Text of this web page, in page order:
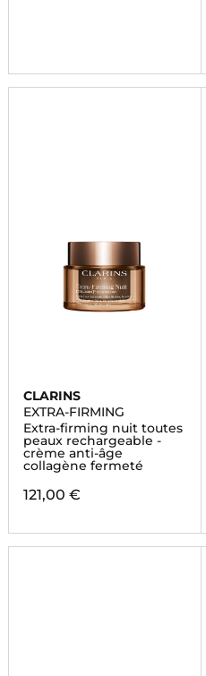
CLARINS
EXTRA-FIRMING
Extra-firming nuit toutes
peaux rechargeable -
crème anti-âge
collagène fermeté
121,00 €